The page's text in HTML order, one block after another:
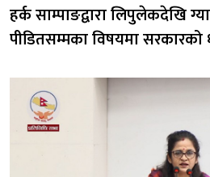
हर्क साम्पाङद्वारा लिपुलेकदेखि
पीडितसम्मका विषयमा सरकारको